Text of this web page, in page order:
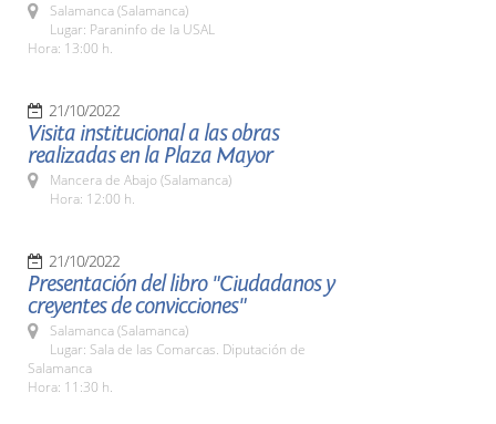
Salamanca (Salamanca)
Lugar: Paraninfo de la USAL
Hora: 13:00 h.
21/10/2022
Visita institucional a las obras
realizadas en la Plaza Mayor
Mancera de Abajo (Salamanca)
Hora: 12:00 h.
21/10/2022
Presentación del libro "Ciudadanos y
creyentes de convicciones"
Salamanca (Salamanca)
Lugar: Sala de las Comarcas. Diputación de
Salamanca
Hora: 11:30 h.